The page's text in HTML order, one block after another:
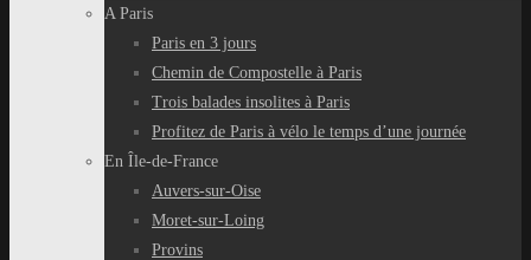
A Paris
Paris en 3 jours
Chemin de Compostelle à Paris
Trois balades insolites à Paris
Profitez de Paris à vélo le temps d’une journée
En Île-de-France
Auvers-sur-Oise
Moret-sur-Loing
Provins